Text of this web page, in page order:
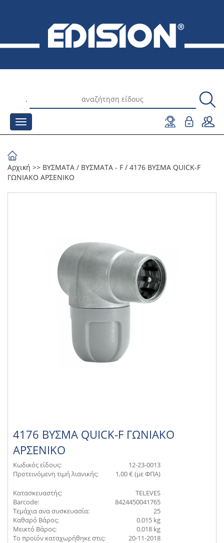
.
Αρχική >> ΒΥΣΜΑΤΑ / ΒΥΣΜΑΤΑ - F / 4176 ΒΥΣΜΑ QUICK-F
ΓΩΝΙΑΚΟ ΑΡΣΕΝΙΚΟ
4176 ΒΥΣΜΑ QUICK-F ΓΩΝΙΑΚΟ
ΑΡΣΕΝΙΚΟ
Κωδικός είδους:
12-23-0013
Προτεινόμενη τιμή λιανικής:
1,00 € (με ΦΠΑ)
Κατασκευαστής:
TELEVES
Barcode:
8424450041765
Τεμάχια ανα συσκευασία:
25
Καθαρό Βάρος:
0.015 kg
Μεικτό Βάρος:
0.018 kg
Το προϊόν καταχωρήθηκε στις:
20-11-2018